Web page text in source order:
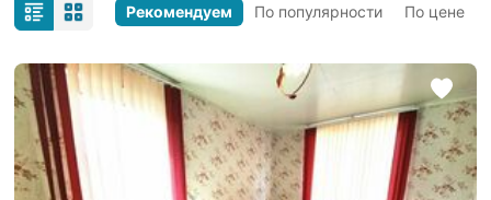
Рекомендуем По популярности По цене